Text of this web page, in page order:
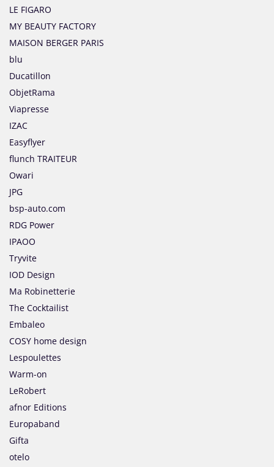
LE FIGARO
MY BEAUTY FACTORY
MAISON BERGER PARIS
blu
Ducatillon
ObjetRama
Viapresse
IZAC
Easyflyer
flunch TRAITEUR
Owari
JPG
bsp-auto.com
RDG Power
IPAOO
Tryvite
IOD Design
Ma Robinetterie
The Cocktailist
Embaleo
COSY home design
Lespoulettes
Warm-on
LeRobert
afnor Editions
Europaband
Gifta
otelo